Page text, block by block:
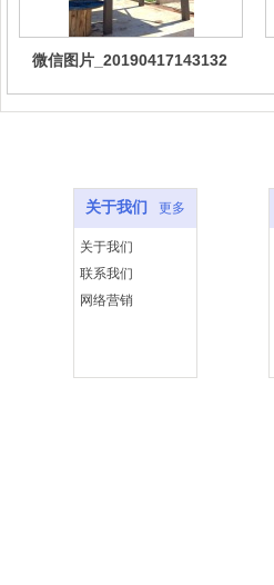
微信图片_20190417143132
关于我们 更多
关于我们
联系我们
网络营销